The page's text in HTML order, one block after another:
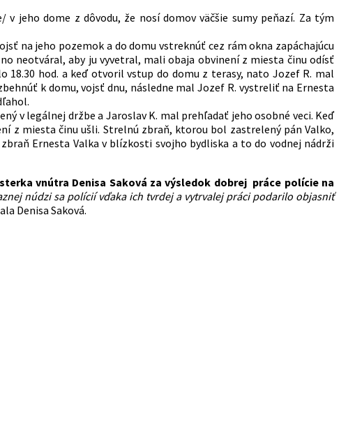
jeho dome z dôvodu, že nosí domov väčšie sumy peňazí. Za tým
na jeho pozemok a do domu vstreknúť cez rám okna zapáchajúcu
neotváral, aby ju vyvetral, mali obaja obvinení z miesta činu odísť
18.30 hod. a keď otvoril vstup do domu z terasy, nato Jozef R. mal
k domu, vojsť dnu, následne mal Jozef R. vystreliť na Ernesta
v legálnej držbe a Jaroslav K. mal prehľadať jeho osobné veci. Keď
z miesta činu ušli. Strelnú zbraň, ktorou bol zastrelený pán Valko,
Ernesta Valka v blízkosti svojho bydliska a to do vodnej nádrži
vnútra Denisa Saková za výsledok dobrej práce polície na
núdzi sa polícií vďaka ich tvrdej a vytrvalej práci podarilo objasniť
Denisa Saková.